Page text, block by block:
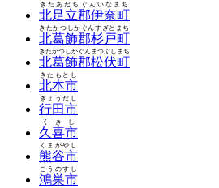
北足立郡伊奈町
きたあだちぐんいなまち
北葛飾郡杉戸町
きたかつしかぐんすぎとまち
北葛飾郡松伏町
きたかつしかぐんまつぶしまち
北本市
きたもとし
行田市
ぎょうだし
久喜市
くきし
熊谷市
くまがやし
鴻巣市
こうのすし